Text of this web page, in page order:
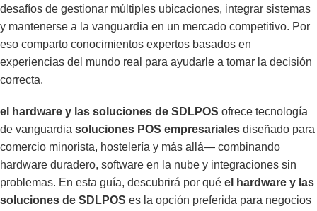
desafíos de gestionar múltiples ubicaciones, integrar sistemas
y mantenerse a la vanguardia en un mercado competitivo. Por
eso comparto conocimientos expertos basados en
experiencias del mundo real para ayudarle a tomar la decisión
correcta.
el hardware y las soluciones de SDLPOS ofrece tecnología
de vanguardia soluciones POS empresariales diseñado para
comercio minorista, hostelería y más allá— combinando
hardware duradero, software en la nube y integraciones sin
problemas. En esta guía, descubrirá por qué el hardware y las
soluciones de SDLPOS es la opción preferida para negocios